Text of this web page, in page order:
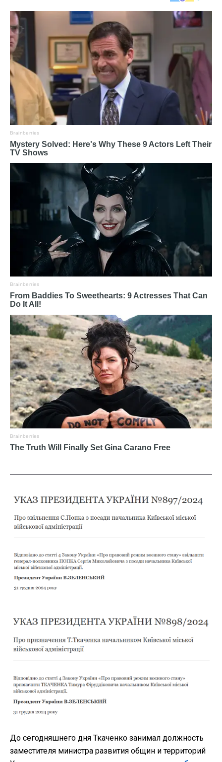
До сегодняшнего дня Ткаченко занимал должность
заместителя министра развития общин и территорий